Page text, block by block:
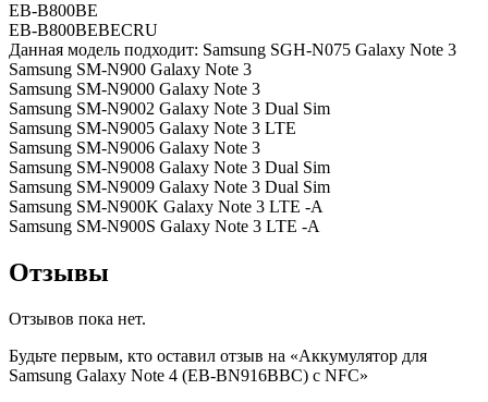
EB-B800BE
EB-B800BEBECRU
Данная модель подходит: Samsung SGH-N075 Galaxy Note 3
Samsung SM-N900 Galaxy Note 3
Samsung SM-N9000 Galaxy Note 3
Samsung SM-N9002 Galaxy Note 3 Dual Sim
Samsung SM-N9005 Galaxy Note 3 LTE
Samsung SM-N9006 Galaxy Note 3
Samsung SM-N9008 Galaxy Note 3 Dual Sim
Samsung SM-N9009 Galaxy Note 3 Dual Sim
Samsung SM-N900K Galaxy Note 3 LTE -A
Samsung SM-N900S Galaxy Note 3 LTE -A
Отзывы
Отзывов пока нет.
Будьте первым, кто оставил отзыв на «Аккумулятор для
Samsung Galaxy Note 4 (EB-BN916BBC) с NFC»